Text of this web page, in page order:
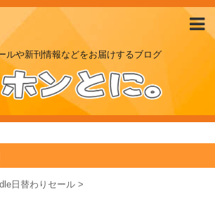
ルや新刊情報などをお届けするブログ
日替わりセール >